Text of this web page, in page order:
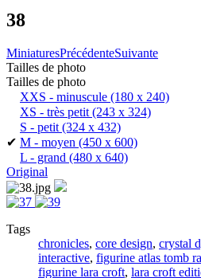
38
MiniaturesPrécédenteSuivante
Tailles de photo
Tailles de photo
XXS - minuscule (180 x 240)
XS - très petit(243 x 324)
S - petit(324 x 432)
✔ M - moyen (450 x 600)
L - grand (480 x 640)
Original
Tags
chronicles, core design, crystal
interactive, figurine atlas tomb
figurine lara croft, lara croft